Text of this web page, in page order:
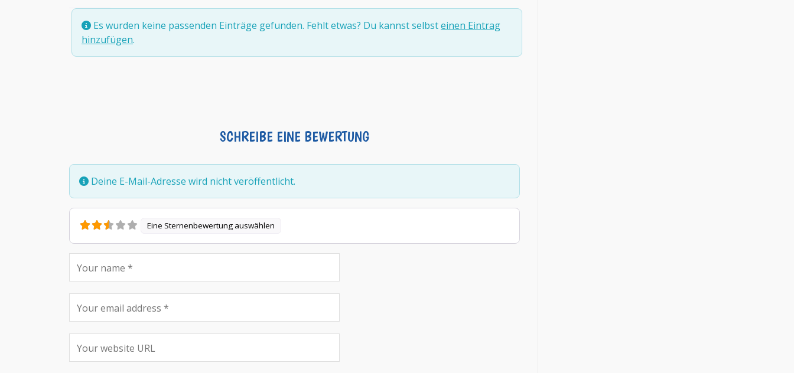
Es wurden keine passenden Einträge gefunden. Fehlt etwas? Du kannst selbsteinen Eintrag
hinzufügen.
SCHREIBE EINE BEWERTUNG
Deine E-Mail-Adresse wird nicht veröffentlicht.
Eine Sternenbewertung auswählen